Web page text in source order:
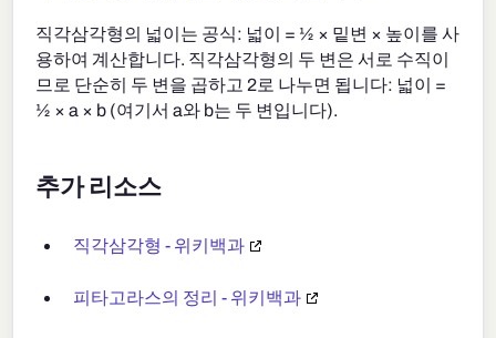
직각삼각형의 넓이는 공식: 넓이 = ½ × 밑변 × 높이를 사
용하여 계산합니다. 직각삼각형의 두 변은 서로 수직이
므로 단순히 두 변을 곱하고 2로 나누면 됩니다: 넓이 =
½ × a × b (여기서 a와 b는 두 변입니다).
추가 리소스
직각삼각형 - 위키백과
피타고라스의 정리 - 위키백과